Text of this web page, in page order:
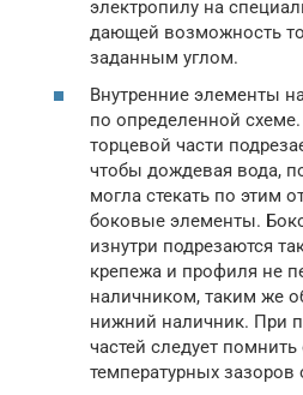
электропилу на
дающей возможность
заданным углом.
Внутренние элементы
по определенной
торцевой части
чтобы дождевая вода,
могла стекать по этим
боковые элементы.
изнутри подрезаются
крепежа и профиля не
наличником, таким же
нижний наличник. При
частей следует
температурных